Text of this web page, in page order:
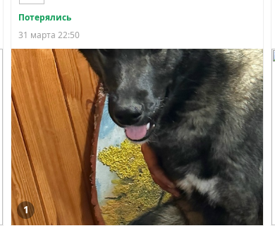
Потерялись
31 марта 22:50
1